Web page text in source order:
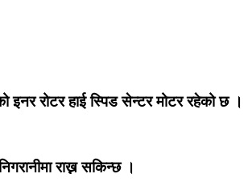
रोटर हाई स्पिड सेन्टर मोटर रहेको छ ।
राख्न सकिन्छ ।